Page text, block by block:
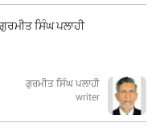
ਸਿੰਘ ਪਲਾਹੀ
ਗੁਰਮੀਤ ਸਿੰਘ ਪਲਾਹੀ
writer